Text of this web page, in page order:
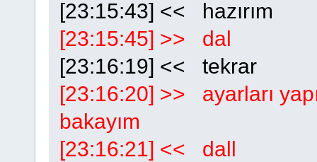
[23:15:43] << hazırım
[23:15:45] >> dal
[23:16:19] << tekrar
[23:16:20] >> ayarları
bakayım
[23:16:21] << dall